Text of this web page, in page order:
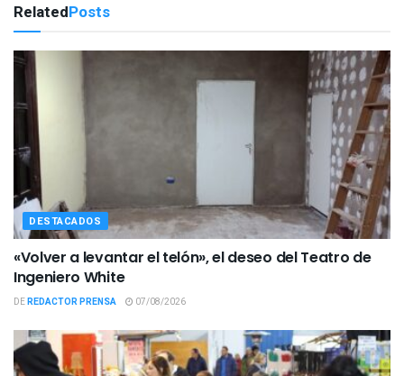
RelatedPosts
DESTACADOS
«Volver a levantar el telón», el deseo del Teatro de
Ingeniero White
DEREDACTOR PRENSA 07/08/2026